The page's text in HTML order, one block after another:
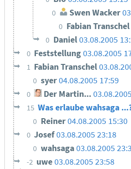
0 Swen Wacker
0 Fabian Transchel
0 Daniel03.08.2005
0 Feststellung03.08.2005
1 Fabian Transchel
0 syer04.08.2005 17:59
0 Der Martin...
15 Was erlaube wahsaga
0 Reiner04.08.2005 15:30
0 Josef03.08.2005 23:18
0 wahsaga03.08.2005
-2 uwe03.08.2005 23:58